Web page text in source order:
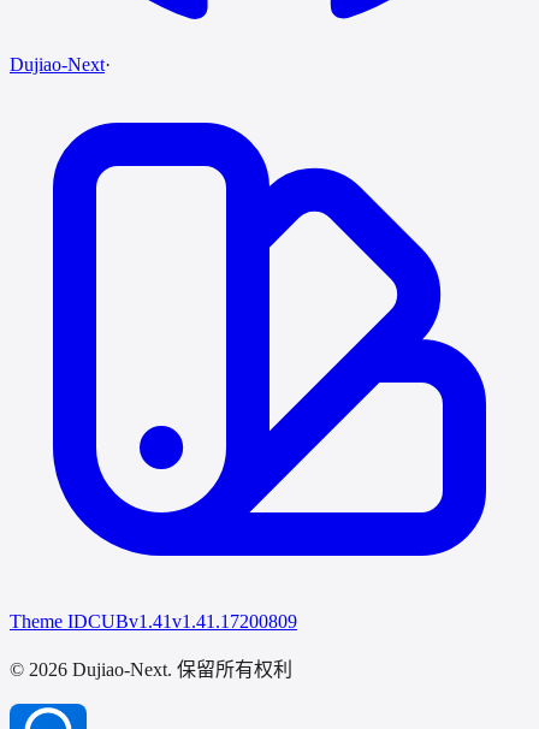
Dujiao-Next·
Theme IDCUBv1.41v1.41.17200809
© 2026 Dujiao-Next. 保留所有权利